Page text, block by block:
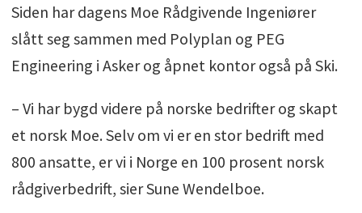
Siden har dagens Moe Rådgivende Ingeniører
slått seg sammen med Polyplan og PEG
Engineering i Asker og åpnet kontor også på Ski.
– Vi har bygd videre på norske bedrifter og skapt
et norsk Moe. Selv om vi er en stor bedrift med
800 ansatte, er vi i Norge en 100 prosent norsk
rådgiverbedrift, sier Sune Wendelboe.